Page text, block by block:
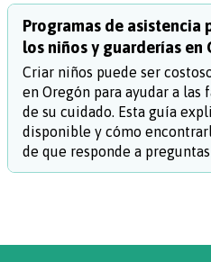
Programas de asistencia
los niños y guarderías en
Criar niños puede ser
en Oregón para ayudar a las
de su cuidado. Esta guía
disponible y cómo
de que responde a